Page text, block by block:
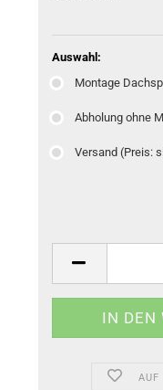
Auswahl:
Montage
Abholung ohne
Versand (Preis:
AUF